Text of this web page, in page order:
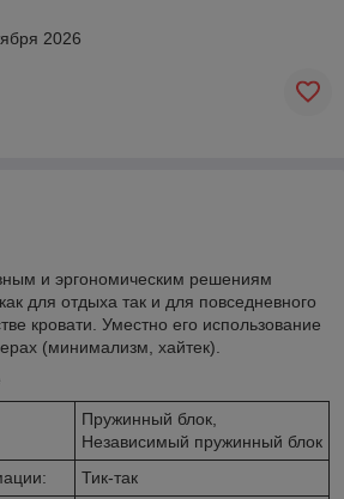
2026
и эргономическим решениям
для отдыха так и для повседневного
кровати. Уместно его использование
(минимализм, хайтек).
Пружинный блок,
Независимый пружинный блок
Тик-так